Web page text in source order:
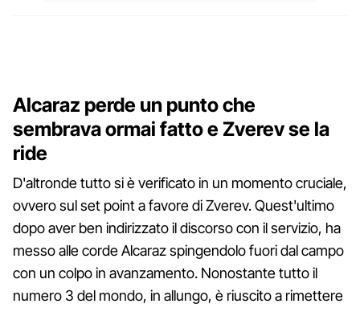
Alcaraz perde un punto che
sembrava ormai fatto e Zverev se la
ride
D'altronde tutto si è verificato in un momento cruciale,
ovvero sul set point a favore di Zverev. Quest'ultimo
dopo aver ben indirizzato il discorso con il servizio, ha
messo alle corde Alcaraz spingendolo fuori dal campo
con un colpo in avanzamento. Nonostante tutto il
numero 3 del mondo, in allungo, è riuscito a rimettere